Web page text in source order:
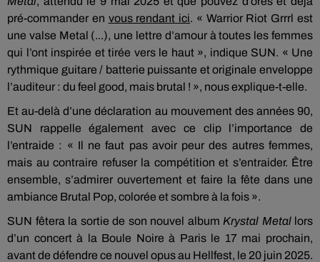
pré-commander en vous rendant ici. « Warrior Riot Grrrl est
une valse Metal (...), une lettre d’amour à toutes les femmes
qui l’ont inspirée et tirée vers le haut », indique SUN. « Une
rythmique guitare / batterie puissante et originale enveloppe
l’auditeur : du feel good, mais brutal ! », nous explique-t-elle.
Et au-delà d’une déclaration au mouvement des années 90,
SUN rappelle également avec ce clip l’importance de
l’entraide : « Il ne faut pas avoir peur des autres femmes,
mais au contraire refuser la compétition et s’entraider. Être
ensemble, s’admirer ouvertement et faire la fête dans une
ambiance Brutal Pop, colorée et sombre à la fois ».
SUN fêtera la sortie de son nouvel album Krystal Metallors
d’un concert à la Boule Noire à Paris le 17 mai prochain,
avant de défendre ce nouvel opus au Hellfest, le 20 juin 2025.